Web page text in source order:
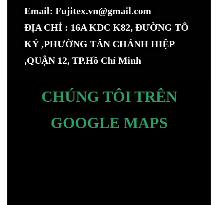
Email: Fujitex.vn@gmail.com
ĐỊA CHỈ : 16A KDC K82, ĐƯỜNG TÔ
KÝ ,PHƯỜNG TÂN CHÁNH HIỆP
,QUẬN 12, TP.Hồ Chí Minh
CHÚNG TÔI TRÊN
GOOGLE MAPS